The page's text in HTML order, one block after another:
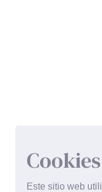
Cookies
Este sitio web